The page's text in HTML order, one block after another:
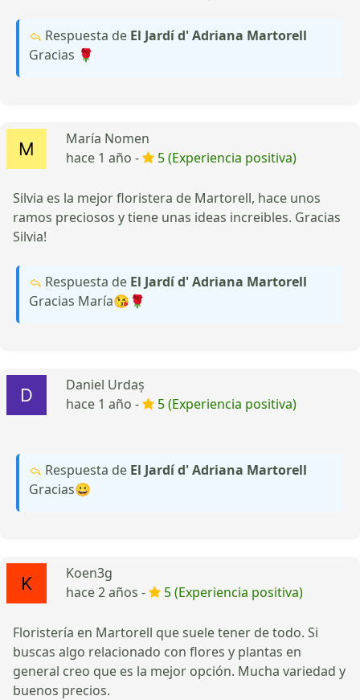
Respuesta de El Jardí d' Adriana Martorell
Gracias 🌹
María Nomen
hace 1 año -
5 (Experiencia positiva)
Silvia es la mejor floristera de Martorell, hace unos
ramos preciosos y tiene unas ideas increibles. Gracias
Silvia!
Respuesta de El Jardí d' Adriana Martorell
Gracias María😘🌹
Daniel Urdaș
hace 1 año -
5 (Experiencia positiva)
Respuesta de El Jardí d' Adriana Martorell
Gracias😀
Koen3g
hace 2 años -
5 (Experiencia positiva)
Floristería en Martorell que suele tener de todo. Si
buscas algo relacionado con flores y plantas en
general creo que es la mejor opción. Mucha variedad y
buenos precios.